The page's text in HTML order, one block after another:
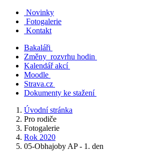
Novinky
Fotogalerie
Kontakt
Bakaláři
Změny rozvrhu hodin
Kalendář akcí
Moodle
Strava.cz
Dokumenty ke stažení
Úvodní stránka
Pro rodiče
Fotogalerie
Rok 2020
05-Obhajoby AP - 1. den